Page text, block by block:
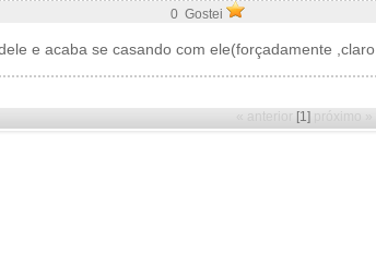
0 Gostei
e acaba se casando com ele(forçadamente ,claro
« anterior [1] próximo »